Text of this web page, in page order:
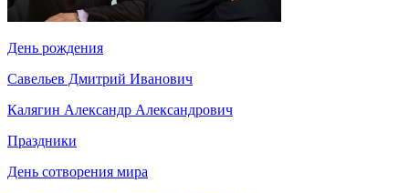
День рождения
Савельев Дмитрий Иванович
Калягин Александр Александрович
Праздники
День сотворения мира